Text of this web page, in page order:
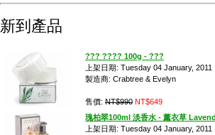
新到產品
??? ???? 100g - ???
上架日期: Tuesday 04 January, 2011
製造商: Crabtree & Evelyn
售價: NT$990 NT$649
瑰柏翠100ml 淡香水 - 薰衣草
上架日期: Tuesday 04 January, 2011